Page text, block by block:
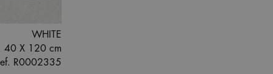
WHITE
40 X 120 cm
R0002335